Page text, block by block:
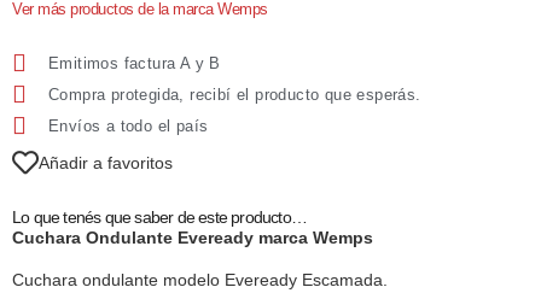
Ver más productos de la marca Wemps
Emitimos factura A y B
Compra protegida, recibí el producto que esperás.
Envíos a todo el país
Añadir a favoritos
Lo que tenés que saber de este producto…
Cuchara Ondulante Eveready marca Wemps
Cuchara ondulante modelo Eveready Escamada.